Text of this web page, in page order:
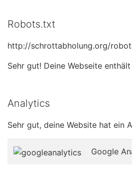
Robots.txt
http://schrottabholung.org/
Sehr gut! Deine Webseite
Analytics
Sehr gut, deine Website hat ein
Google